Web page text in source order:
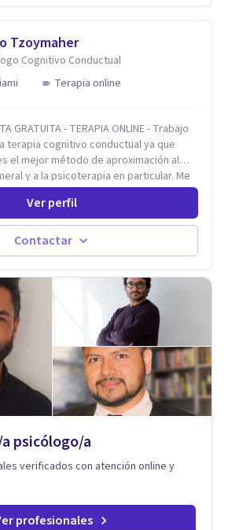
e intentando adaptarme a tu situación
eyaculación precoz y la falta de deseo
en hombres. La sexualidad es de
pareja.
Tzoymaher
Cognitivo Conductual
Terapia online
GRATUITA - TERAPIA ONLINE - Trabajo
terapia cognitivo conductual ya que
el mejor método de aproximación al
y a la psicoterapia en particular. Me
de cambio conductual por los que una
sus objetivos, transitando,
sus patrones cognitivos y
patologías específicas como trastornos
y también crisis vitales y procesos
Ver perfil
Contactar
psicólogo/a
verificados con atención online y
profesionales